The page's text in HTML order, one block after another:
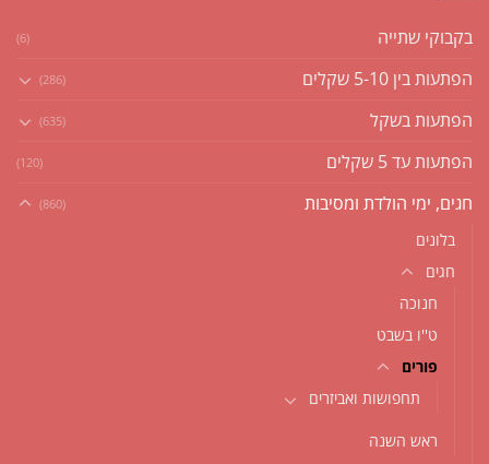
בקבוקי שתייה (6)
הפתעות בין 5-10 שקלים (286)
הפתעות בשקל (635)
הפתעות עד 5 שקלים (120)
חגים, ימי הולדת ומסיבות (860)
בלונים
חגים
חנוכה
ט''ו בשבט
פורים
תחפושות ואביזרים
ראש השנה